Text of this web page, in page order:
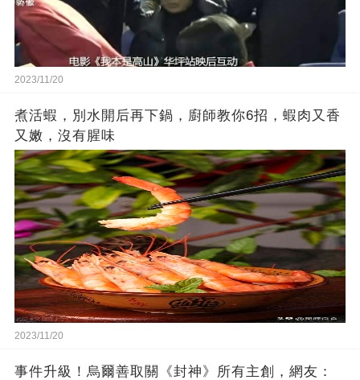
2023/11/20
煮活蝦，別水開后再下鍋，廚師教你6招，蝦肉又香
又嫩，沒有腥味
2023/11/20
事件升級！烏爾善取關《封神》所有主創，網友：